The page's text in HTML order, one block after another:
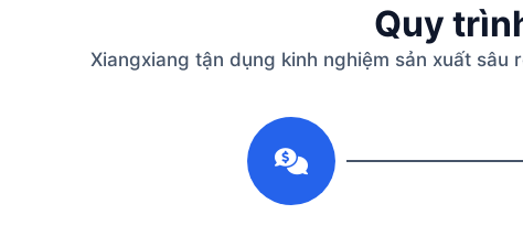
Quy
Xiangxiang tận dụng kinh nghiệm sản xuất